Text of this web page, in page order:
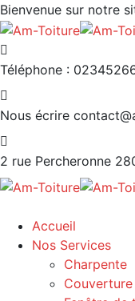
Bienvenue sur notre
Téléphone :
Nous écrire
2 rue Percheronne
Accueil
Nos Services
Charpente
Couverture